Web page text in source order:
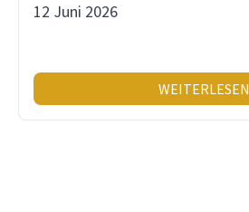
12 Juni 2026
WEITERLESEN